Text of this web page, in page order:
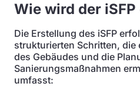
Wie wird der
Die Erstellung des iSFP
strukturierten Schritten, die
des Gebäudes und die
Sanierungsmaßnahmen
umfasst: